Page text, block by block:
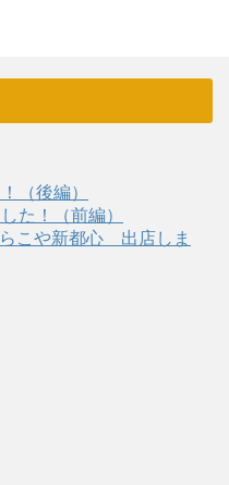
（後編）
た！（前編）
こや新都心 出店しま